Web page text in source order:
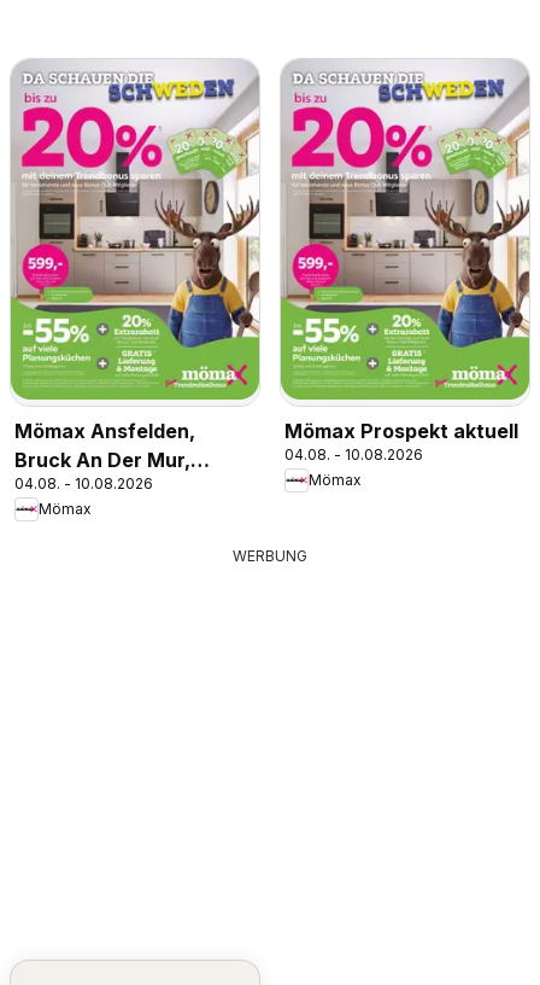
Mömax Ansfelden,
Bruck An Der Mur,
Villach
04.08. - 10.08.2026
Mömax
Mömax Prospekt aktuell
04.08. - 10.08.2026
Mömax
WERBUNG